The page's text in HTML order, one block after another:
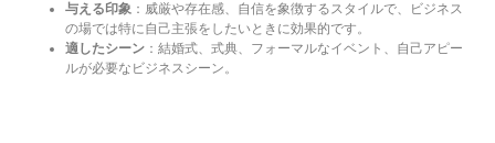
与える印象：威厳や存在感、自信を象徴するスタイルで、ビジネス
の場では特に自己主張をしたいときに効果的です。
適したシーン：結婚式、式典、フォーマルなイベント、自己アピー
ルが必要なビジネスシーン。